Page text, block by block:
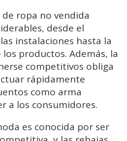
ropa no vendida
desde el
instalaciones hasta la
productos. Además, la
competitivos obliga
rápidamente
como arma
a los consumidores.
es conocida por ser